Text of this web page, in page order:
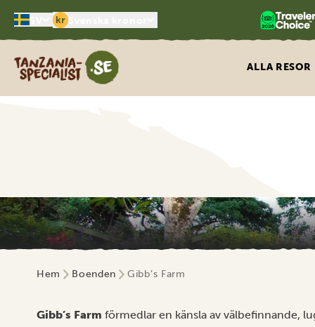
kr
Tanzania Specialist
ALLA RESOR
Hem Boenden Gibb’s Farm
Gibb’s Farm förmedlar en känsla av välbefinnande,